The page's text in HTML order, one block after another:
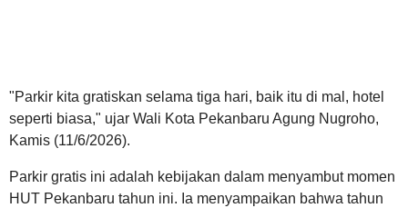
"Parkir kita gratiskan selama tiga hari, baik itu di mal, hotel
seperti biasa," ujar Wali Kota Pekanbaru Agung Nugroho,
Kamis (11/6/2026).
Parkir gratis ini adalah kebijakan dalam menyambut momen
HUT Pekanbaru tahun ini. Ia menyampaikan bahwa tahun